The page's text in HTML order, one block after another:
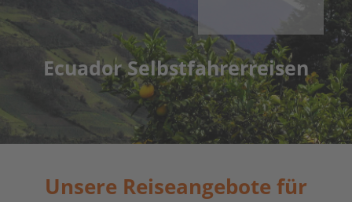
Ecuador Selbstfahrerreisen
Unsere Reiseangebote für